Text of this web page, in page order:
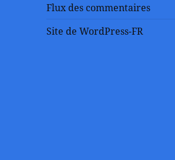
Flux des commentaires
Site de WordPress-FR